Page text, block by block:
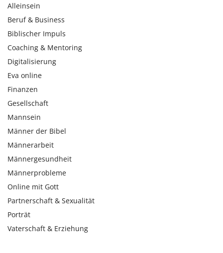
Alleinsein
Beruf & Business
Biblischer Impuls
Coaching & Mentoring
Digitalisierung
Eva online
Finanzen
Gesellschaft
Mannsein
Männer der Bibel
Männerarbeit
Männergesundheit
Männerprobleme
Online mit Gott
Partnerschaft & Sexualität
Porträt
Vaterschaft & Erziehung